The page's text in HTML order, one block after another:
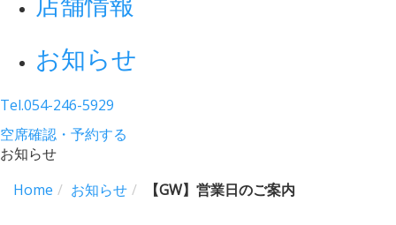
お知らせ
Tel.054-246-5929
空席確認・予約する
お知らせ
Home
お知らせ 【GW】営業日のご案内